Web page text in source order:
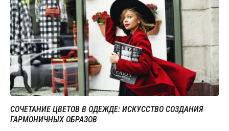
СОЧЕТАНИЕ ЦВЕТОВ В ОДЕЖДЕ: ИСКУССТВО СОЗДАНИЯ
ГАРМОНИЧНЫХ ОБРАЗОВ